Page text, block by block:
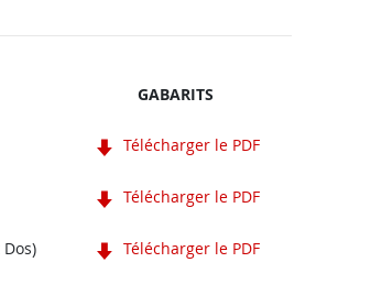
GABARITS
Télécharger le PDF
Télécharger le PDF
Télécharger le PDF